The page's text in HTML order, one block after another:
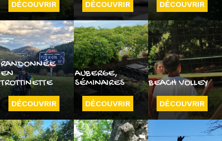
DÉCOUVRIR DÉCOUVRIR DÉCOUVRIR
RANDONNÉE
EN
TROTTINETTE
DÉCOUVRIR
AUBERGE,
SÉMINAIRES
DÉCOUVRIR
BEACH VOLLEY
DÉCOUVRIR